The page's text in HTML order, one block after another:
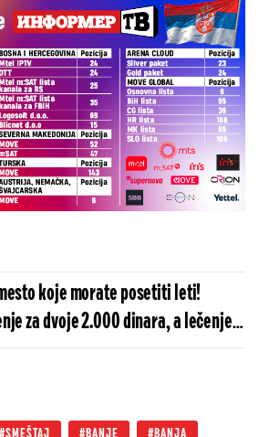
koje morate posetiti leti!
za dvoje 2.000 dinara, a lečenje
(FOTO)